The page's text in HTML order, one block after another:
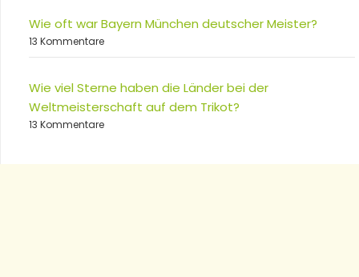
Wie oft war Bayern München deutscher Meister?
13 Kommentare
Wie viel Sterne haben die Länder bei der
Weltmeisterschaft auf dem Trikot?
13 Kommentare